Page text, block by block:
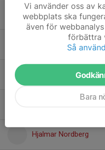
Jakob Hultkvist
Per Karlsson
Stanley Linnerborg
Hjalmar Nordberg
Vi använder oss av
webbplats ska
även för
förbättra
Så
Bara